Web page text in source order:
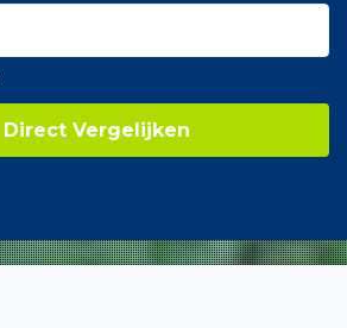
Direct Vergelijken